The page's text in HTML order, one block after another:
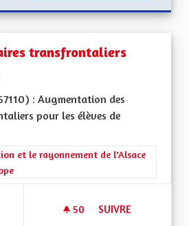
transfrontaliers
: Augmentation des
pour les élèves de
la catégorie : La Culture, l'Education et
et le rayonnement de l'Alsace
50 50 ABONNÉS
SUIVRE